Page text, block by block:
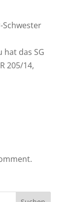
Schwester
hat das SG
205/14,